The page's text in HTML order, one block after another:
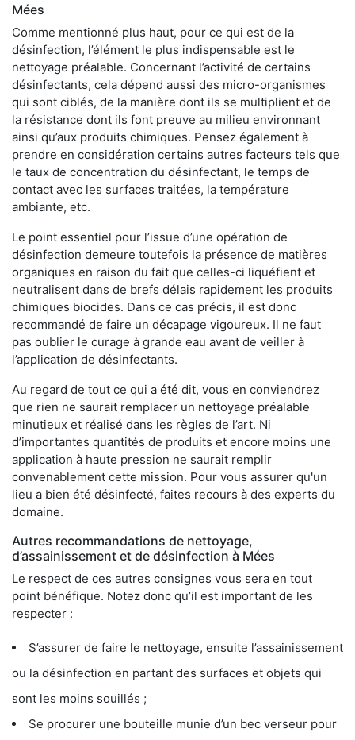
Mées
Comme mentionné plus haut, pour ce qui est de la
désinfection, l’élément le plus indispensable est le
nettoyage préalable. Concernant l’activité de certains
désinfectants, cela dépend aussi des micro-organismes
qui sont ciblés, de la manière dont ils se multiplient et de
la résistance dont ils font preuve au milieu environnant
ainsi qu’aux produits chimiques. Pensez également à
prendre en considération certains autres facteurs tels que
le taux de concentration du désinfectant, le temps de
contact avec les surfaces traitées, la température
ambiante, etc.
Le point essentiel pour l’issue d’une opération de
désinfection demeure toutefois la présence de matières
organiques en raison du fait que celles-ci liquéfient et
neutralisent dans de brefs délais rapidement les produits
chimiques biocides. Dans ce cas précis, il est donc
recommandé de faire un décapage vigoureux. Il ne faut
pas oublier le curage à grande eau avant de veiller à
l’application de désinfectants.
Au regard de tout ce qui a été dit, vous en conviendrez
que rien ne saurait remplacer un nettoyage préalable
minutieux et réalisé dans les règles de l’art. Ni
d’importantes quantités de produits et encore moins une
application à haute pression ne saurait remplir
convenablement cette mission. Pour vous assurer qu'un
lieu a bien été désinfecté, faites recours à des experts du
domaine.
Autres recommandations de nettoyage,
d’assainissement et de désinfection à Mées
Le respect de ces autres consignes vous sera en tout
point bénéfique. Notez donc qu’il est important de les
respecter :
S’assurer de faire le nettoyage, ensuite l’assainissement
ou la désinfection en partant des surfaces et objets qui
sont les moins souillés ;
Se procurer une bouteille munie d’un bec verseur pour